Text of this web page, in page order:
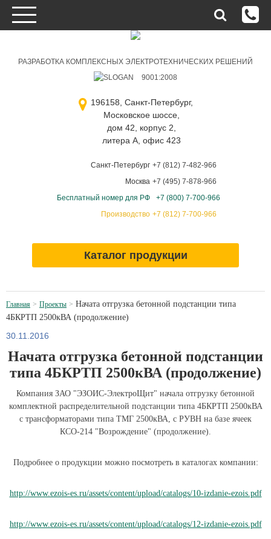
РАЗРАБОТКА КОМПЛЕКСНЫХ ЭЛЕКТРОТЕХНИЧЕСКИХ РЕШЕНИЙ
9001:2008
196158, Санкт-Петербург,
Московское шоссе,
дом 42, корпус 2,
литера А, офис 423
Санкт-Петербург
Москва
Бесплатный номер для РФ
Производство
+7 (812) 7-482-966
+7 (495) 7-878-966
+7 (800) 7-700-966
+7 (812) 7-700-966
Каталог продукции
Главная Проекты
Начата отгрузка бетонной подстанции типа
4БКРТП 2500кВА (продолжение)
30.11.2016
Начата отгрузка бетонной подстанции
типа 4БКРТП 2500кВА (продолжение)
Компания ЗАО "ЭЗОИС-ЭлектроЩит" начала отгрузку бетонной
комплектной распределительной подстанции типа 4БКРТП 2500кВА
с трансформаторами типа ТМГ 2500кВА, с РУВН на базе ячеек
КСО-214 "Возрождение" (продолжение).
Подробнее о продукции можно посмотреть в каталогах компании:
http://www.ezois-es.ru/assets/content/upload/catalogs/10-izdanie-ezois.pdf
http://www.ezois-es.ru/assets/content/upload/catalogs/12-izdanie-ezois.pdf